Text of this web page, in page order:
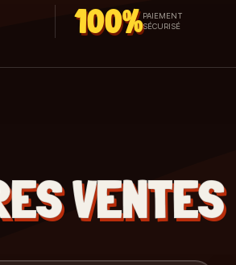
100%PAIEMENT
SÉCURISÉ
VENTES